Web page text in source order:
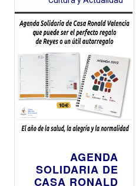
AGENDA
SOLIDARIA DE
CASA RONALD